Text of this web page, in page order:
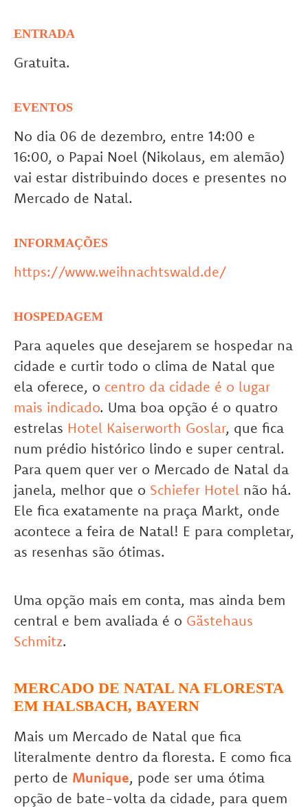
ENTRADA
Gratuita.
EVENTOS
No dia 06 de dezembro, entre 14:00 e
16:00, o Papai Noel (Nikolaus, em alemão)
vai estar distribuindo doces e presentes no
Mercado de Natal.
INFORMAÇÕES
https://www.weihnachtswald.de/
HOSPEDAGEM
Para aqueles que desejarem se hospedar na
cidade e curtir todo o clima de Natal que
ela oferece, o centro da cidade é o lugar
mais indicado. Uma boa opção é o quatro
estrelas Hotel Kaiserworth Goslar, que fica
num prédio histórico lindo e super central.
Para quem quer ver o Mercado de Natal da
janela, melhor que o Schiefer Hotel não há.
Ele fica exatamente na praça Markt, onde
acontece a feira de Natal! E para completar,
as resenhas são ótimas.
Uma opção mais em conta, mas ainda bem
central e bem avaliada é o Gästehaus
Schmitz.
MERCADO DE NATAL NA FLORESTA
EM HALSBACH, BAYERN
Mais um Mercado de Natal que fica
literalmente dentro da floresta. E como fica
perto de Munique, pode ser uma ótima
opção de bate-volta da cidade, para quem